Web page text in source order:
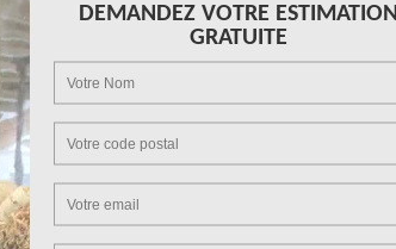
DEMANDEZ VOTRE ESTIMATION
GRATUITE